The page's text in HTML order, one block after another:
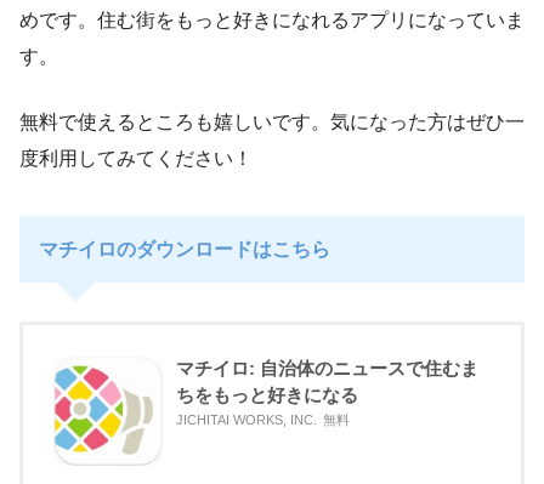
めです。住む街をもっと好きになれるアプリになっていま
す。
無料で使えるところも嬉しいです。気になった方はぜひ一
度利用してみてください！
マチイロのダウンロードはこちら
マチイロ: 自治体のニュースで住むま
ちをもっと好きになる
JICHITAI WORKS, INC. 無料